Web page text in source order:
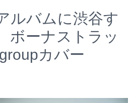
ルバムに渋谷す
ボーナストラッ
カバー